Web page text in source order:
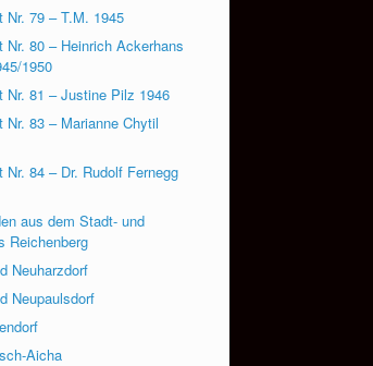
Nr. 79 – T.M. 1945
Nr. 80 – Heinrich Ackerhans
1950
Nr. 81 – Justine Pilz 1946
Nr. 83 – Marianne Chytil
Nr. 84 – Dr. Rudolf Fernegg
aus dem Stadt- und
Reichenberg
Neuharzdorf
Neupaulsdorf
Aicha